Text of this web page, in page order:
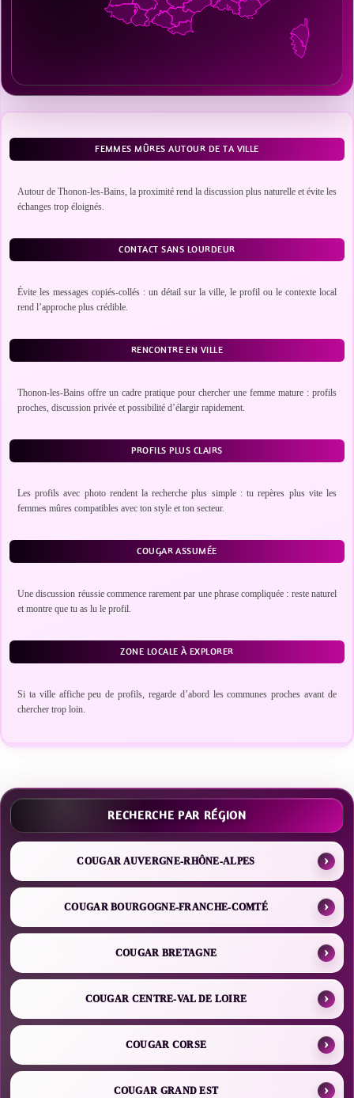
FEMMES MÛRES AUTOUR DE TA VILLE
Autour de Thonon-les-Bains, la proximité rend la discussion plus naturelle et évite les
échanges trop éloignés.
CONTACT SANS LOURDEUR
Évite les messages copiés-collés : un détail sur la ville, le profil ou le contexte local
rend l’approche plus crédible.
RENCONTRE EN VILLE
Thonon-les-Bains offre un cadre pratique pour chercher une femme mature : profils
proches, discussion privée et possibilité d’élargir rapidement.
PROFILS PLUS CLAIRS
Les profils avec photo rendent la recherche plus simple : tu repères plus vite les
femmes mûres compatibles avec ton style et ton secteur.
COUGAR ASSUMÉE
Une discussion réussie commence rarement par une phrase compliquée : reste naturel
et montre que tu as lu le profil.
ZONE LOCALE À EXPLORER
Si ta ville affiche peu de profils, regarde d’abord les communes proches avant de
chercher trop loin.
RECHERCHE PAR RÉGION
COUGAR AUVERGNE-RHÔNE-ALPES
COUGAR BOURGOGNE-FRANCHE-COMTÉ
COUGAR BRETAGNE
COUGAR CENTRE-VAL DE LOIRE
COUGAR CORSE
COUGAR GRAND EST